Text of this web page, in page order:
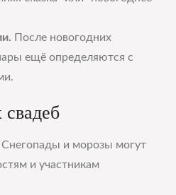
После новогодних
ещё определяются с
Снегопады и морозы могут
и участникам